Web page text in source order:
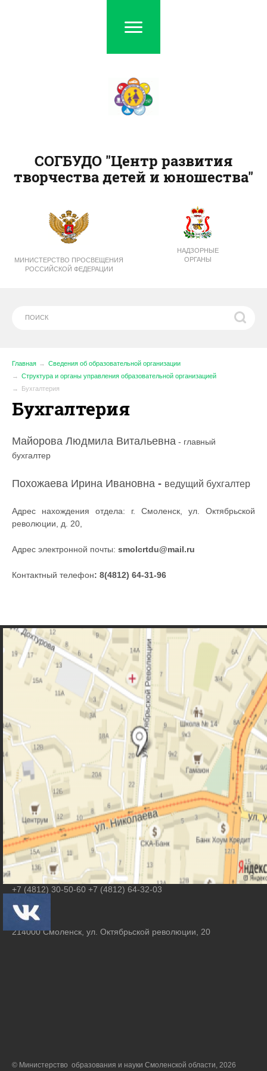
МИНИСТЕРСТВО ПРОСВЕЩЕНИЯ
РОССИЙСКОЙ ФЕДЕРАЦИИ
НАДЗОРНЫЕ
ОРГАНЫ
СОГБУДО "Центр развития
творчества детей и юношества"
Главная
Сведения об образовательной организации
Структура и органы управления образовательной организацией
Бухгалтерия
Бухгалтерия
Майорова Людмила Витальевна - главный
бухгалтер
Похожаева Ирина Ивановна - ведущий бухгалтер
Адрес нахождения отдела: г. Смоленск, ул. Октябрьской
революции, д. 20,
Адрес электронной почты: smolcrtdu@mail.ru
Контактный телефон: 8(4812) 64-31-96
Контакты
Агеева Ольга Михайловна
smolcrtdu@mail.ru
+7 (4812) 30-50-60 +7 (4812) 64-32-03
214000 Смоленск, ул. Октябрьской революции, 20
© Министерство образования и науки Смоленской области, 2026